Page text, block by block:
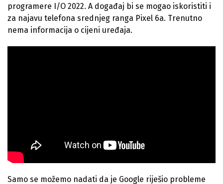
programere I/O 2022. A događaj bi se mogao iskoristiti i
za najavu telefona srednjeg ranga Pixel 6a. Trenutno
nema informacija o cijeni uređaja.
Samo se možemo nadati da je Google riješio probleme